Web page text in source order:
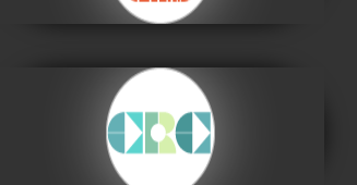
Centro de la
Revolución Cultural